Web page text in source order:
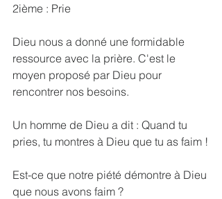
2ième : Prie
Dieu nous a donné une formidable
ressource avec la prière. C'est le
moyen proposé par Dieu pour
rencontrer nos besoins.
Un homme de Dieu a dit : Quand tu
pries, tu montres à Dieu que tu as faim !
Est-ce que notre piété démontre à Dieu
que nous avons faim ?